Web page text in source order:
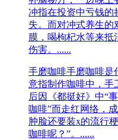
冲指在投资中亏钱的
失。而对冲式养生的
膜，喝枸杞水等来抵
伤害。......
手磨咖啡手磨咖啡是
意指制作咖啡中，手
后因《都挺好》中“
咖啡”而走红网络，
肿脸还要装x的流行
咖啡呢？”。......